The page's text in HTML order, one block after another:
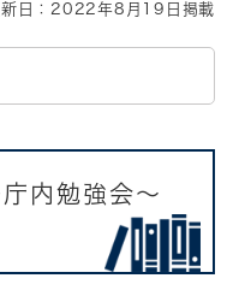
日：2022年8月19日掲載
内勉強会～